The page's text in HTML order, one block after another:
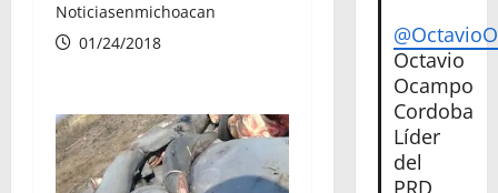
Noticiasenmichoacan
01/24/2018
Octavio
Ocampo
Cordoba
Líder
del